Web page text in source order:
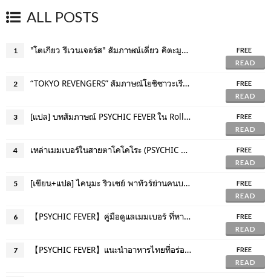
ALL POSTS
1 "โตเกียว รีเวนเจอร์ส" สัมภาษณ์เดี่ยว คิตะมูระ ทาคุมิ
FREE
READ
2 “TOKYO REVENGERS” สัมภาษณ์โยชิซาวะเรียว และยามาดะ ยูกิ
FREE
READ
3 [แปล] บทสัมภาษณ์ PSYCHIC FEVER ใน Rolling Stone Japan
FREE
READ
4 เหล่าเมมเบอร์ในสายตาโคโคโระ (PSYCHIC FEVER)
FREE
READ
5 [เขียน+แปล] ไคนุมะ ริวเซย์ พาทัวร์ย่านคนบราซิลในญี่ปุ่น
FREE
READ
6 【PSYCHIC FEVER】คู่มือดูแลเมมเบอร์ ที่หาอ่านได้เฉพาะที่นี่
FREE
READ
7 【PSYCHIC FEVER】แนะนำอาหารไทยที่อร่อยที่สุด
FREE
READ